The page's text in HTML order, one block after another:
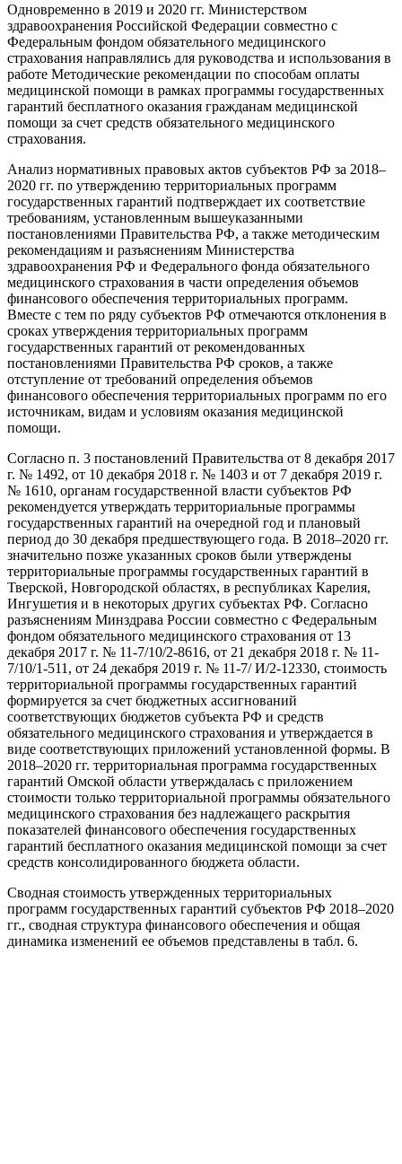
Одновременно в 2019 и 2020 гг. Министерством
здравоохранения Российской Федерации совместно с
Федеральным фондом обязательного медицинского
страхования направлялись для руководства и использования в
работе Методические рекомендации по способам оплаты
медицинской помощи в рамках программы государственных
гарантий бесплатного оказания гражданам медицинской
помощи за счет средств обязательного медицинского
страхования.
Анализ нормативных правовых актов субъектов РФ за 2018–
2020 гг. по утверждению территориальных программ
государственных гарантий подтверждает их соответствие
требованиям, установленным вышеуказанными
постановлениями Правительства РФ, а также методическим
рекомендациям и разъяснениям Министерства
здравоохранения РФ и Федерального фонда обязательного
медицинского страхования в части определения объемов
финансового обеспечения территориальных программ.
Вместе с тем по ряду субъектов РФ отмечаются отклонения в
сроках утверждения территориальных программ
государственных гарантий от рекомендованных
постановлениями Правительства РФ сроков, а также
отступление от требований определения объемов
финансового обеспечения территориальных программ по его
источникам, видам и условиям оказания медицинской
помощи.
Согласно п. 3 постановлений Правительства от 8 декабря 2017
г. № 1492, от 10 декабря 2018 г. № 1403 и от 7 декабря 2019 г.
№ 1610, органам государственной власти субъектов РФ
рекомендуется утверждать территориальные программы
государственных гарантий на очередной год и плановый
период до 30 декабря предшествующего года. В 2018–2020 гг.
значительно позже указанных сроков были утверждены
территориальные программы государственных гарантий в
Тверской, Новгородской областях, в республиках Карелия,
Ингушетия и в некоторых других субъектах РФ. Согласно
разъяснениям Минздрава России совместно с Федеральным
фондом обязательного медицинского страхования от 13
декабря 2017 г. № 11-7/10/2-8616, от 21 декабря 2018 г. № 11-
7/10/1-511, от 24 декабря 2019 г. № 11-7/ И/2-12330, стоимость
территориальной программы государственных гарантий
формируется за счет бюджетных ассигнований
соответствующих бюджетов субъекта РФ и средств
обязательного медицинского страхования и утверждается в
виде соответствующих приложений установленной формы. В
2018–2020 гг. территориальная программа государственных
гарантий Омской области утверждалась с приложением
стоимости только территориальной программы обязательного
медицинского страхования без надлежащего раскрытия
показателей финансового обеспечения государственных
гарантий бесплатного оказания медицинской помощи за счет
средств консолидированного бюджета области.
Сводная стоимость утвержденных территориальных
программ государственных гарантий субъектов РФ 2018–2020
гг., сводная структура финансового обеспечения и общая
динамика изменений ее объемов представлены в табл. 6.